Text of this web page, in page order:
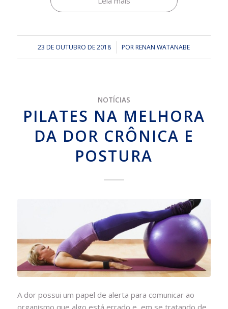
23 DE OUTUBRO DE 2018
/ PORRENAN WATANABE
NOTÍCIAS
PILATES NA MELHORA
DA DOR CRÔNICA E
POSTURA
A dor possui um papel de alerta para comunicar ao
organismo que algo está errado e, em se tratando de